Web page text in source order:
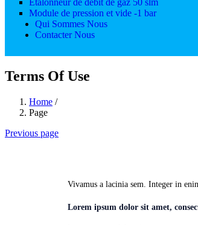
Etalonneur de débit de gaz 50 slm
Module de pression et vide -1 bar
Qui Sommes Nous
Contacter Nous
Terms Of Use
Home /
Page
Previous page
Vivamus a lacinia sem. Integer in
Lorem ipsum dolor sit amet,